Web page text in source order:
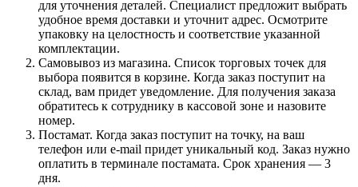
для уточнения деталей. Специалист предложит выбрать
удобное время доставки и уточнит адрес. Осмотрите
упаковку на целостность и соответствие указанной
комплектации.
Самовывоз из магазина. Список торговых точек для
выбора появится в корзине. Когда заказ поступит на
склад, вам придет уведомление. Для получения заказа
обратитесь к сотруднику в кассовой зоне и назовите
номер.
Постамат. Когда заказ поступит на точку, на ваш
телефон или e-mail придет уникальный код. Заказ нужно
оплатить в терминале постамата. Срок хранения — 3
дня.